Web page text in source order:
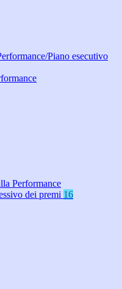
Piano esecutivo
Performance
dei premi 16